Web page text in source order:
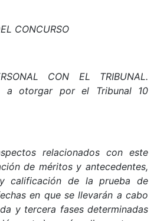
CONCURSO
CON EL
TRIBUNAL.
a otorgar por el Tribunal
10
relacionados con este
de méritos y antecedentes,
calificación de la prueba de
en que se llevarán a cabo
y tercera fases determinadas